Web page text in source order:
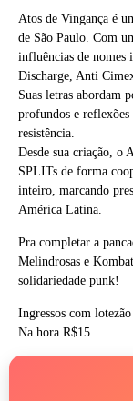
Atos de Vingança é
de São Paulo. Com
influências de nomes
Discharge, Anti
Suas letras abordam
profundos e
resistência.
Desde sua criação, o
SPLITs de forma
inteiro, marcando
América Latina.
Pra completar a
Melindrosas e
solidariedade punk!
Ingressos com
Na hora R$15.